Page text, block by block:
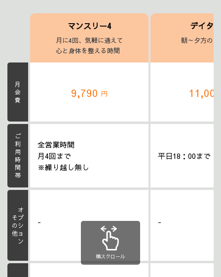
マンスリー4
月に4回、気軽に通えて
心と身体を整える時間
デイタ
朝～夕方の
月会費 9,790 円
ご利用時間帯
全営業時間
月4回まで
※繰り越し無し
平日18：00まで
オプション
その他 - -
横スクロール